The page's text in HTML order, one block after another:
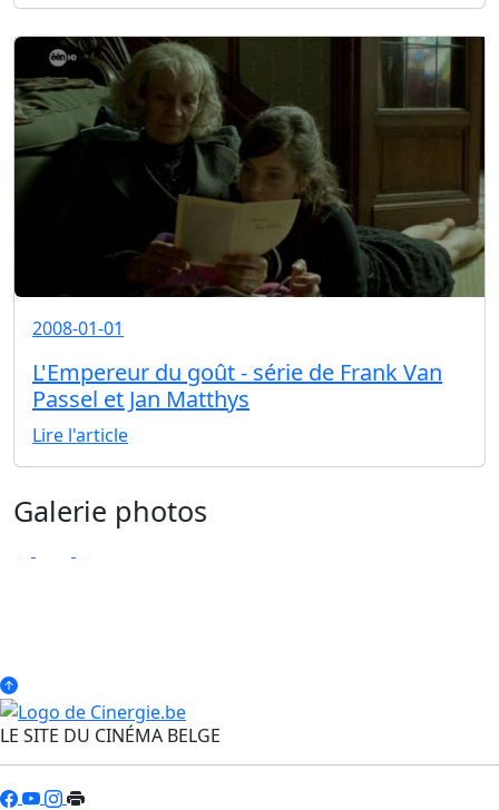
2008-01-01
L'Empereur du goût - série de Frank Van
Passel et Jan Matthys
Lire l'article
Galerie photos
LE SITE DU CINÉMA BELGE